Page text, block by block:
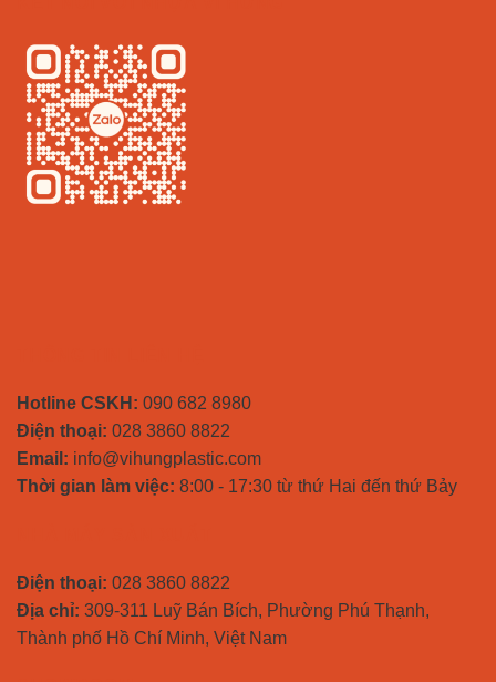
Hotline CSKH: 090 682 8980
Điện thoại: 028 3860 8822
Email: info@vihungplastic.com
Thời gian làm việc: 8:00 - 17:30 từ thứ Hai đến thứ Bảy
Điện thoại: 028 3860 8822
Địa chỉ: 309-311 Luỹ Bán Bích, Phường Phú Thạnh,
Thành phố Hồ Chí Minh, Việt Nam